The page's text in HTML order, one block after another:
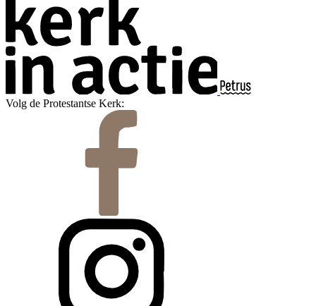
Volg de Protestantse Kerk: